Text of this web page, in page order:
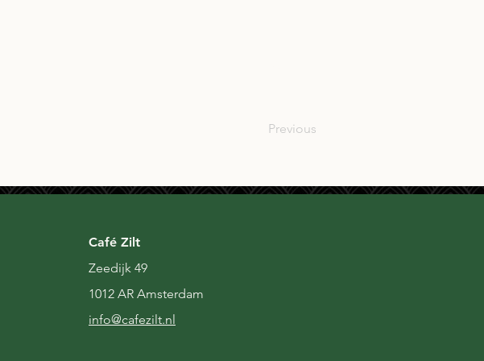
Previous
Café Zilt
Zeedijk 49
1012 AR Amsterdam
info@cafezilt.nl